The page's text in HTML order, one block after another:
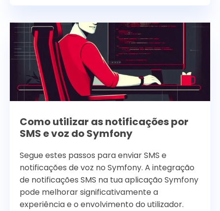
Como utilizar as notificações por
SMS e voz do Symfony
Segue estes passos para enviar SMS e
notificações de voz no Symfony. A integração
de notificações SMS na tua aplicação Symfony
pode melhorar significativamente a
experiência e o envolvimento do utilizador.